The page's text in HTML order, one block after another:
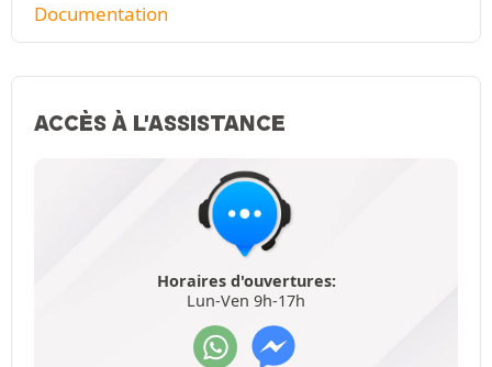
Documentation
ACCÈS À L'ASSISTANCE
Horaires d'ouvertures:
Lun-Ven 9h-17h